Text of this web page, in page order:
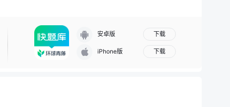
安卓版 下载
iPhone版 下载